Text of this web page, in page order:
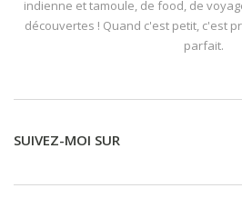
indienne et tamoule, de food, de
découvertes ! Quand c'est petit, c'est
parfait.
SUIVEZ-MOI SUR